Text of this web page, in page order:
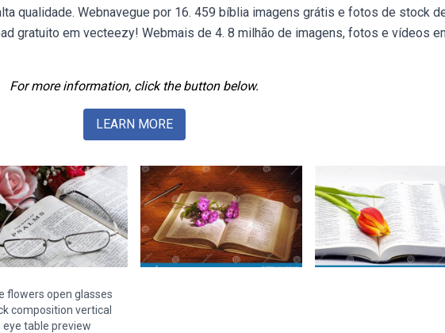
qualidade. Webnavegue por 16. 459 bíblia imagens grátis e fotos de stock
gratuito em vecteezy! Webmais de 4. 8 milhão de imagens, fotos e vídeos
For more information, click the button below.
LEARN MORE
flowers open glasses
composition vertical
eye table preview